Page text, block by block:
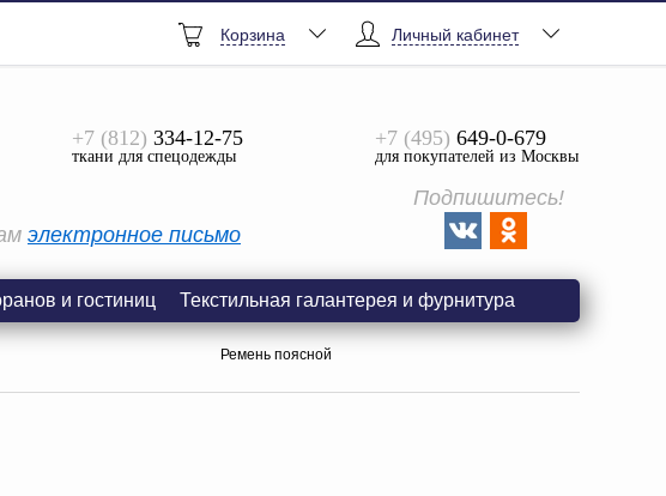
Личный кабинет
Корзина
+7 (812) 334-12-75
ткани для спецодежды
+7 (495) 649-0-679
для покупателей из Москвы
электронное письмо
Подпишитесь!
и гостиниц Текстильная галантерея и фурнитура
Ремень поясной